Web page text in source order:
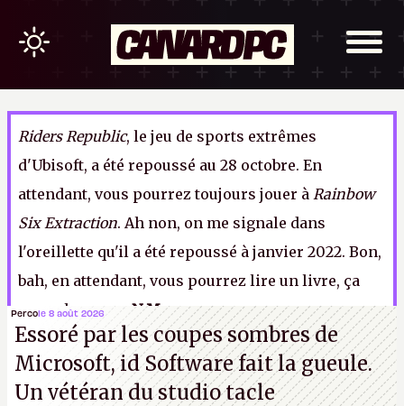
Riders Republic, le jeu de sports extrêmes
d'Ubisoft, a été repoussé au 28 octobre. En
attendant, vous pourrez toujours jouer à Rainbow
Six Extraction. Ah non, on me signale dans
l'oreillette qu'il a été repoussé à janvier 2022. Bon,
bah, en attendant, vous pourrez lire un livre, ça
vous changera. N.M.
Percole 8 août 2026
Essoré par les coupes sombres de
Microsoft, id Software fait la gueule.
Un vétéran du studiotacle